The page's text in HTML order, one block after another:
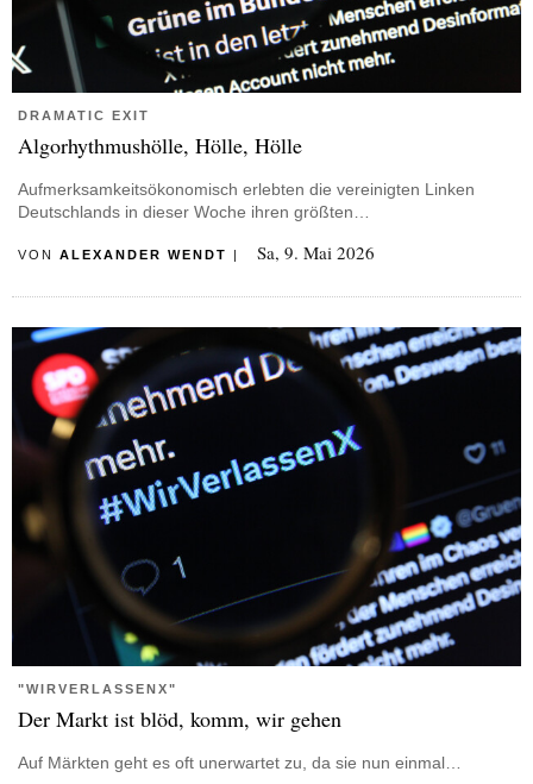
DRAMATIC EXIT
Algorhythmushölle, Hölle, Hölle
Aufmerksamkeitsökonomisch erlebten die vereinigten Linken
Deutschlands in dieser Woche ihren größten…
VON ALEXANDER WENDT | Sa, 9. Mai 2026
"WIRVERLASSENX"
Der Markt ist blöd, komm, wir gehen
Auf Märkten geht es oft unerwartet zu, da sie nun einmal…